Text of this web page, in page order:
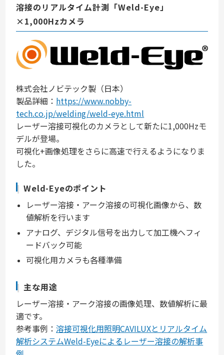
溶接のリアルタイム計測「Weld-Eye」
×1,000Hzカメラ
株式会社ノビテック製（日本）
製品詳細： https://www.nobby-
tech.co.jp/welding/weld-eye.html
レーザー溶接可視化のカメラとして新たに1,000Hzモ
デルが登場。
可視化+画像処理をさらに高速で行えるようになりま
した。
Weld-Eyeのポイント
レーザー溶接・アーク溶接の可視化画像から、数
値解析を行います
アナログ、デジタル信号を出力して加工機へフィ
ードバック可能
可視化用カメラも各種準備
主な用途
レーザー溶接・アーク溶接の画像処理、数値解析に最
適です。
参考事例：溶接可視化用照明CAVILUXとリアルタイム
解析システムWeld-Eyeによるレーザー溶接の解析事